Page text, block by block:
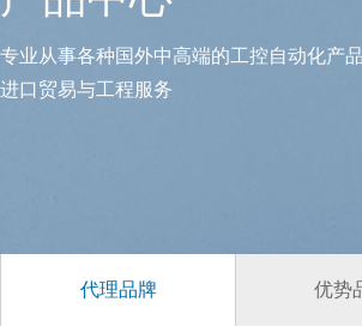
专业从事各种国外中高端的工控自动化产
进口贸易与工程服务
代理品牌 优势